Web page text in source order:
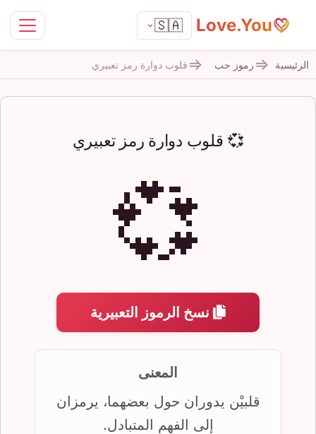
Love.You
🇸🇦
الرئيسية رموز حب قلوب دوارة رمز تعبيري
💞 قلوب دوارة رمز تعبيري
💞
نسخ الرموز التعبيرية
المعنى
قلبيْن يدوران حول بعضهما، يرمزان
إلى الفهم المتبادل.